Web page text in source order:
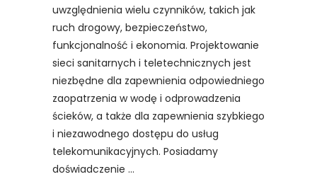
uwzględnienia wielu czynników, takich jak
ruch drogowy, bezpieczeństwo,
funkcjonalność i ekonomia. Projektowanie
sieci sanitarnych i teletechnicznych jest
niezbędne dla zapewnienia odpowiedniego
zaopatrzenia w wodę i odprowadzenia
ścieków, a także dla zapewnienia szybkiego
i niezawodnego dostępu do usług
telekomunikacyjnych. Posiadamy
doświadczenie